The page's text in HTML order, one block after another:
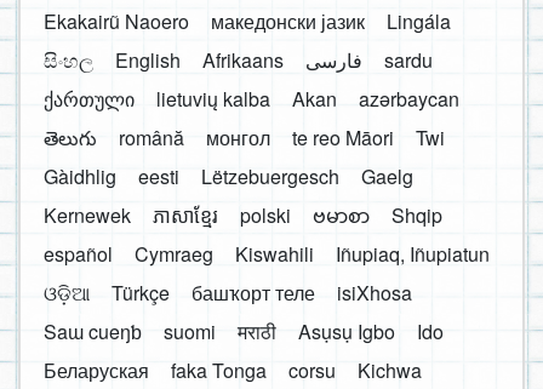
Ekakairũ Naoero
македонски јазик
Lingála
සිංහල
English Afrikaans فارسی
sardu
ქართული
lietuvių kalba Akan
azərbaycan
తెలుగు
română монгол te reo Māori
Twi
Gàidhlig
eesti Lëtzebuergesch
Gaelg
Kernewek
ភាសាខ្មែរ polski ဗမာစာ
Shqip
español
Cymraeg Kiswahili
Iñupiaq, Iñupiatun
ଓଡ଼ିଆ
Türkçe башҡорт теле
isiXhosa
Saɯ cueŋƅ
suomi मराठी Asụsụ Igbo
Ido
Беларуская
faka Tonga corsu
Kichwa